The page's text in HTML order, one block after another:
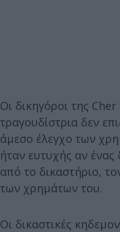
Οι δικηγόροι της
τραγουδίστρια δεν
άμεσο έλεγχο των
ήταν ευτυχής αν ένας
από το δικαστήριο,
των χρημάτων του.
Οι δικαστικές